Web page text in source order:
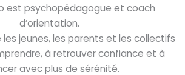
est psychopédagogue et coach
d’orientation.
les jeunes, les parents et les collectifs
à retrouver confiance et à
avec plus de sérénité.